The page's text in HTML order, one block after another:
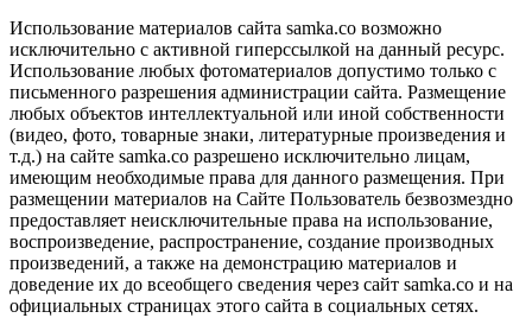
Использование материалов сайта samka.co возможно
исключительно с активной гиперссылкой на данный ресурс.
Использование любых фотоматериалов допустимо только с
письменного разрешения администрации сайта. Размещение
любых объектов интеллектуальной или иной собственности
(видео, фото, товарные знаки, литературные произведения и
т.д.) на сайте samka.co разрешено исключительно лицам,
имеющим необходимые права для данного размещения. При
размещении материалов на Сайте Пользователь безвозмездно
предоставляет неисключительные права на использование,
воспроизведение, распространение, создание производных
произведений, а также на демонстрацию материалов и
доведение их до всеобщего сведения через сайт samka.co и на
официальных страницах этого сайта в социальных сетях.